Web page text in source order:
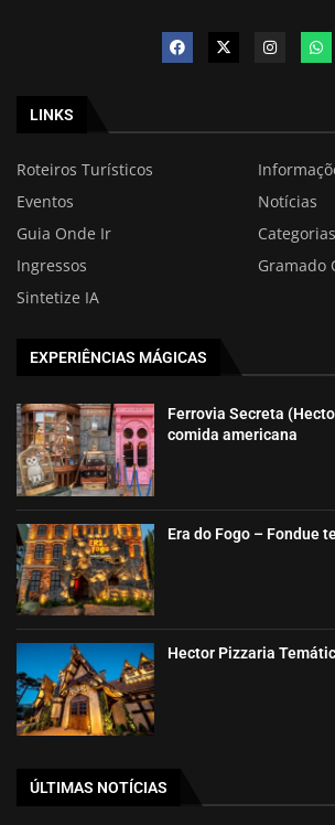
LINKS
Roteiros Turísticos
Eventos
Notícias
Guia Onde Ir
Ingressos
Gramado
Sintetize IA
EXPERIÊNCIAS MÁGICAS
Ferrovia Secreta
comida americana
Era do Fogo – Fondue
Hector Pizzaria
ÚLTIMAS NOTÍCIAS